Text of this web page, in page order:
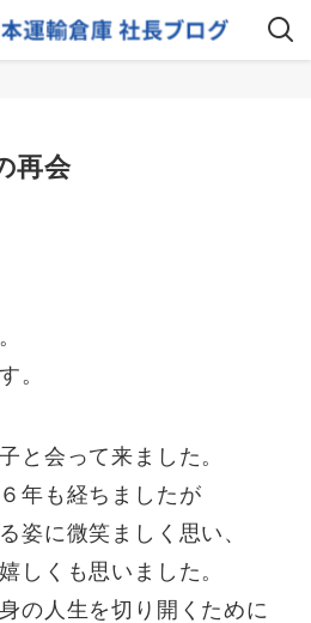
再会
。
と会って来ました。
年も経ちましたが
姿に微笑ましく思い、
しくも思いました。
の人生を切り開くために